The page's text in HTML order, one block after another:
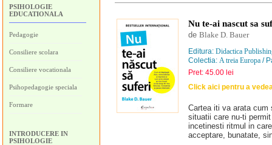
PSIHOLOGIE
EDUCATIONALA
Pedagogie
Consiliere scolara
Consiliere vocationala
Psihopedagogie speciala
Formare
INTRODUCERE IN
PSIHOLOGIE
Nu te-ai nascut sa
de Blake D. Bauer
Editura: Didactica
Colectia: A treia Europa /
Pret: 45.00 lei
Click aici pentru a
Cartea iti va arata cum
situatii care nu-ti
incetinesti ritmul in
acceptare, bunatate,